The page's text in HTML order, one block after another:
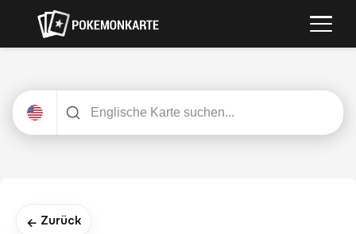
← Zurück